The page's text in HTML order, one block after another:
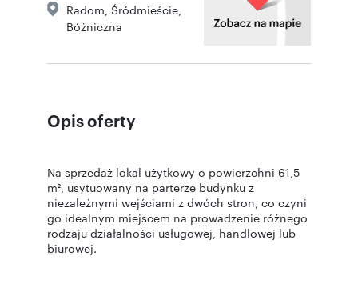
Radom Śródmieście
Bóżniczna
Opis oferty
Na sprzedaż lokal użytkowy o powierzchni 61,5
m², usytuowany na parterze budynku z
niezależnymi wejściami z dwóch stron, co czyni
go idealnym miejscem na prowadzenie różnego
rodzaju działalności usługowej, handlowej lub
biurowej.